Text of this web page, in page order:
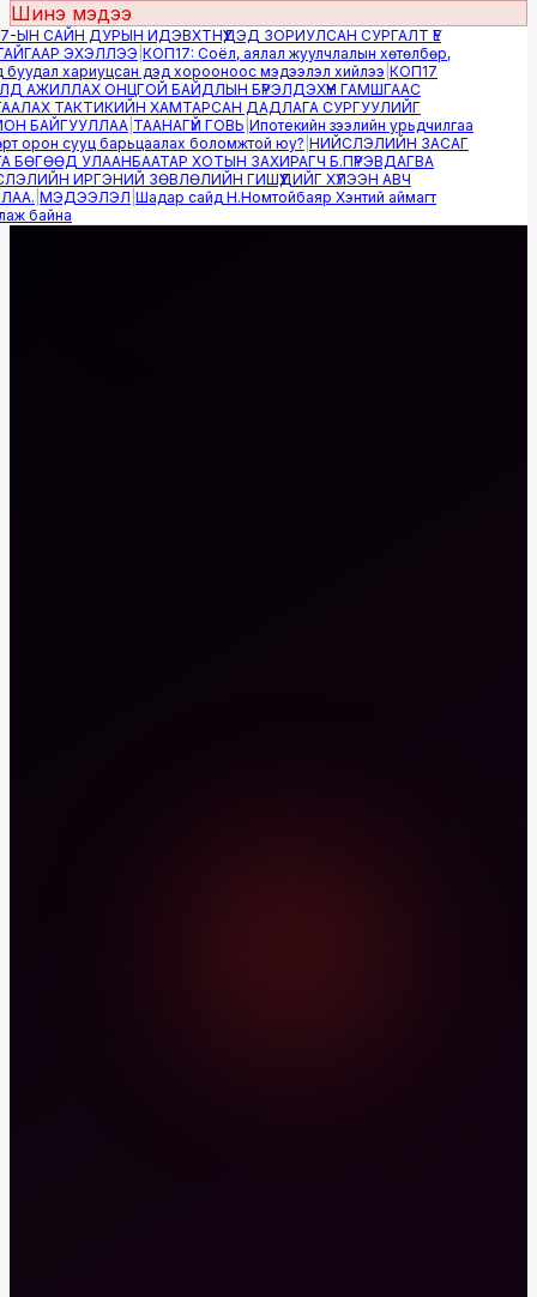
Шинэ мэдээ
САЙН ДУРЫН ИДЭВХТНҮҮДЭД ЗОРИУЛСАН СУРГАЛТ ҮЕ
ЭХЭЛЛЭЭ|КОП17: Соёл, аялал жуулчлалын хөтөлбөр,
хариуцсан дэд хорооноос мэдээлэл хийлээ|КОП17
АЖИЛЛАХ ОНЦГОЙ БАЙДЛЫН БҮРЭЛДЭХҮҮН ГАМШГААС
ТАКТИКИЙН ХАМТАРСАН ДАДЛАГА СУРГУУЛИЙГ
БАЙГУУЛЛАА|ТААНАГҮЙ ГОВЬ|Ипотекийн зээлийн урьдчилгаа
орон сууц барьцаалах боломжтой юу?|НИЙСЛЭЛИЙН ЗАСАГ
УЛААНБААТАР ХОТЫН ЗАХИРАГЧ Б.ПҮРЭВДАГВА
ИРГЭНИЙ ЗӨВЛӨЛИЙН ГИШҮҮДИЙГ ХҮЛЭЭН АВЧ
|МЭДЭЭЛЭЛ|Шадар сайд Н.Номтойбаяр Хэнтий аймагт
байна